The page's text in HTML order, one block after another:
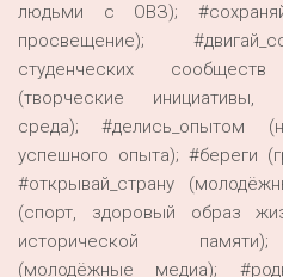
людьми с ОВЗ);
просвещение);
студенческих
(творческие инициативы,
среда); #делись_опытом
успешного опыта); #береги
#открывай_страну
(спорт, здоровый образ
исторической памяти);
(молодёжные медиа);